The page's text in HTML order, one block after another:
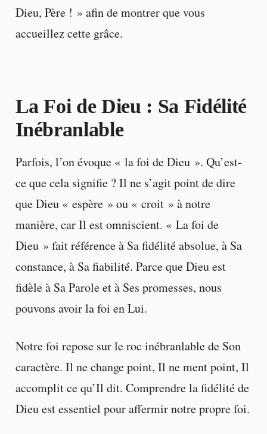
Dieu, Père ! » afin de montrer que vous
accueillez cette grâce.
La Foi de Dieu : Sa Fidélité
Inébranlable
Parfois, l’on évoque « la foi de Dieu ». Qu’est-
ce que cela signifie ? Il ne s’agit point de dire
que Dieu « espère » ou « croit » à notre
manière, car Il est omniscient. « La foi de
Dieu » fait référence à Sa fidélité absolue, à Sa
constance, à Sa fiabilité. Parce que Dieu est
fidèle à Sa Parole et à Ses promesses, nous
pouvons avoir la foi en Lui.
Notre foi repose sur le roc inébranlable de Son
caractère. Il ne change point, Il ne ment point, Il
accomplit ce qu’Il dit. Comprendre la fidélité de
Dieu est essentiel pour affermir notre propre foi.